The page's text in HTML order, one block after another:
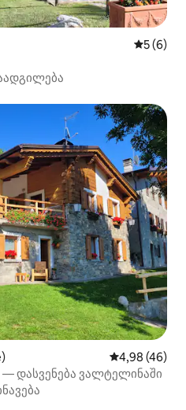
საშუალო
5 (6)
ვარიანტი
საშუალო
4,98 (46)
დასვენება ვალტელინაში